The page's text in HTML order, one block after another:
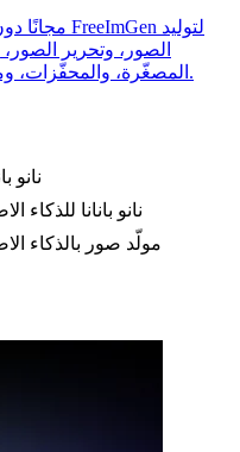
الصور، وتحرير
المصغّرة، والمحفّزات، ومسارات العمل للمبتدئين عبر الإنترنت.
نانو
نانو بانانا
مولّد صور بالذكاء